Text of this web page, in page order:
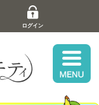
ログイン